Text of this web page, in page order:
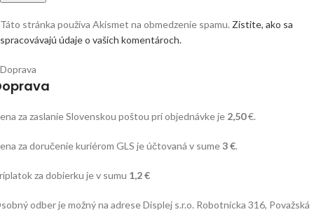
Táto stránka používa Akismet na obmedzenie spamu. Zistite, ako sa
spracovávajú údaje o vašich komentároch.
Doprava
za zaslanie Slovenskou poštou pri objednávke je 2,50€.
za doručenie kuriérom GLS je účtovaná v sume3 €.
za dobierku je v sumu 1,2 €
odber je možný na adrese Displej s.r.o. Robotnícka 316, Považská